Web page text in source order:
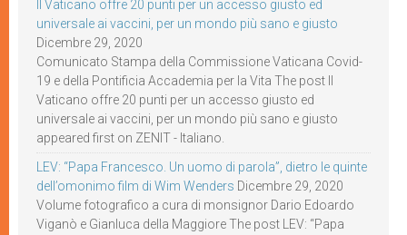
Il Vaticano offre 20 punti per un accesso giusto ed
universale ai vaccini, per un mondo più sano e giusto
Dicembre 29, 2020
Comunicato Stampa della Commissione Vaticana Covid-
19 e della Pontificia Accademia per la Vita The post Il
Vaticano offre 20 punti per un accesso giusto ed
universale ai vaccini, per un mondo più sano e giusto
appeared first on ZENIT - Italiano.
LEV: “Papa Francesco. Un uomo di parola”, dietro le quinte
dell’omonimo film di Wim Wenders Dicembre 29, 2020
Volume fotografico a cura di monsignor Dario Edoardo
Viganò e Gianluca della Maggiore The post LEV: “Papa